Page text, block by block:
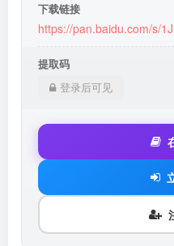
下载链接
https://pan.baidu.com/s/
提取码
登录后可见